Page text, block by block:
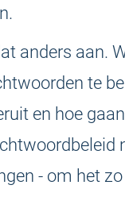
anders aan.
te
en hoe
- om het